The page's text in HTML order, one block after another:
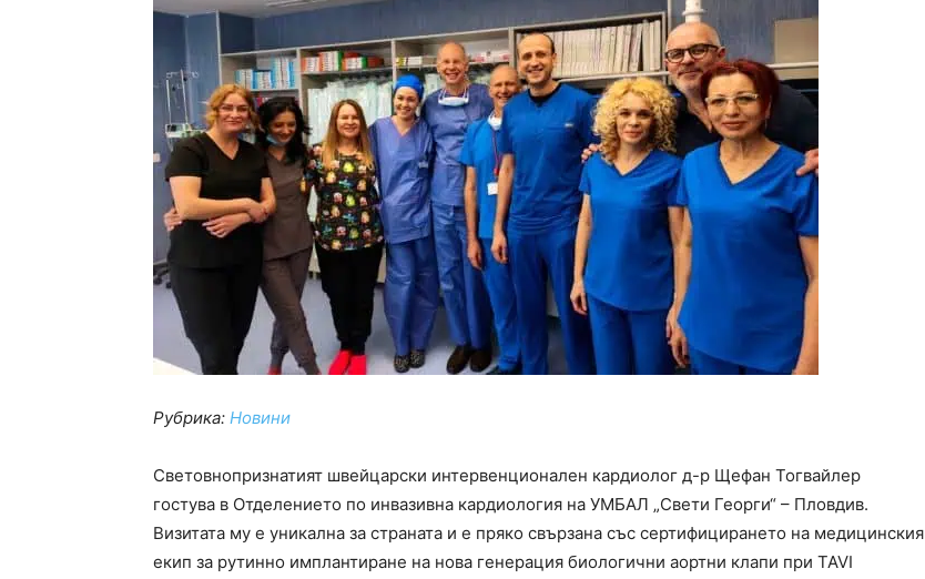
Рубрика: Новини
Световнопризнатият швейцарски интервенционален кардиолог д-р Щефан Тогвайлер
гостува в Отделението по инвазивна кардиология на УМБАЛ „Свети Георги“ – Пловдив.
Визитата му е уникална за страната и е пряко свързана със сертифицирането на медицинския
екип за рутинно имплантиране на нова генерация биологични аортни клапи при TAVI